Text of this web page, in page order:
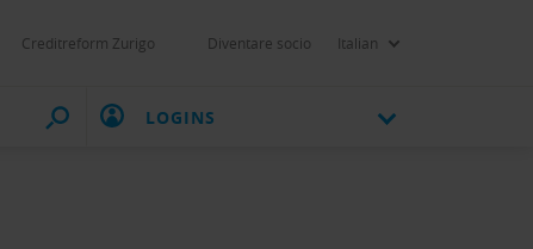
Creditreform Zurigo Diventare socio Italian
LOGINS